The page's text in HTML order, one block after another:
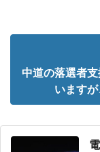
中道の落選者
います